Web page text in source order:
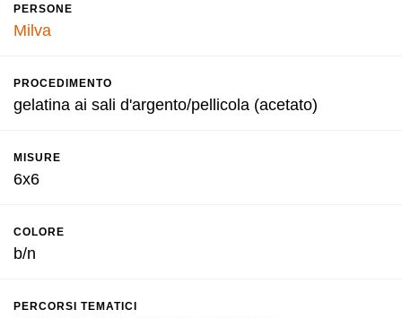
PERSONE
Milva
PROCEDIMENTO
gelatina ai sali d'argento/pellicola (acetato)
MISURE
6x6
COLORE
b/n
PERCORSI TEMATICI